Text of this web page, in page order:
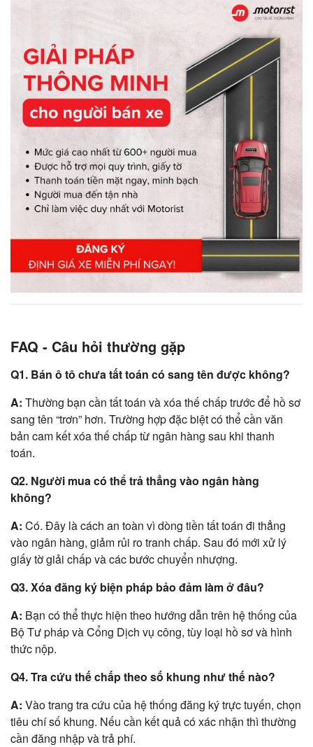
FAQ - Câu hỏi thường gặp
Q1. Bán ô tô chưa tất toán có sang tên được không?
A: Thường bạn cần tất toán và xóa thế chấp trước để hồ sơ
sang tên “trơn” hơn. Trường hợp đặc biệt có thể cần văn
bản cam kết xóa thế chấp từ ngân hàng sau khi thanh
toán.
Q2. Người mua có thể trả thẳng vào ngân hàng
không?
A: Có. Đây là cách an toàn vì dòng tiền tất toán đi thẳng
vào ngân hàng, giảm rủi ro tranh chấp. Sau đó mới xử lý
giấy tờ giải chấp và các bước chuyển nhượng.
Q3. Xóa đăng ký biện pháp bảo đảm làm ở đâu?
A: Bạn có thể thực hiện theo hướng dẫn trên hệ thống của
Bộ Tư pháp và Cổng Dịch vụ công, tùy loại hồ sơ và hình
thức nộp.
Q4. Tra cứu thế chấp theo số khung như thế nào?
A: Vào trang tra cứu của hệ thống đăng ký trực tuyến, chọn
tiêu chí số khung. Nếu cần kết quả có xác nhận thì thường
cần đăng nhập và trả phí.